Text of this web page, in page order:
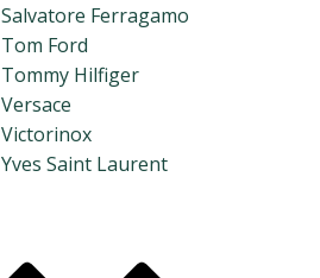
Salvatore Ferragamo
Tom Ford
Tommy Hilfiger
Versace
Victorinox
Yves Saint Laurent